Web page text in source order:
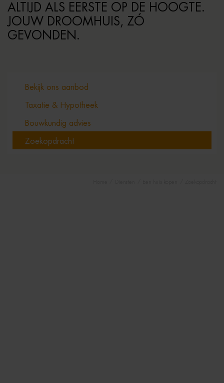
ALTIJD ALS EERSTE OP DE HOOGTE.
JOUW DROOMHUIS, ZÓ
GEVONDEN.
Bekijk ons aanbod
Taxatie & Hypotheek
Bouwkundig advies
Zoekopdracht